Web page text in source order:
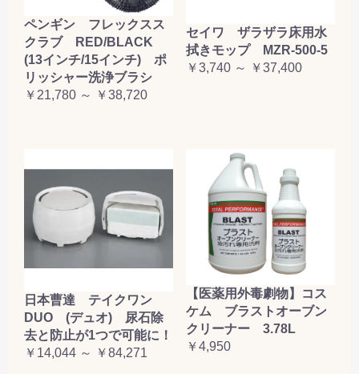
ペンギン フレックスス
クラブ RED/BLACK
(13インチ/15インチ) ポ
リッシャー洗浄ブラシ
￥21,780 ～ ￥38,720
セイワ ザラザラ床用水
拭きモップ MZR-500-5
￥3,740 ～ ￥37,400
日本曹達 テイクワン
DUO (デュオ) 尿石除
去と防止が1つで可能に！
￥14,044 ～ ￥84,271
【医薬用外毒劇物】コス
ケム ブラストオーブン
クリーナー 3.78L
￥4,950